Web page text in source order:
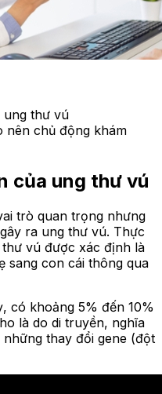
ung thư vú
nên chủ động khám
của ung thư vú
trò quan trọng nhưng
ra ung thư vú. Thực
vú được xác định là
sang con cái thông qua
có khoảng 5% đến 10%
là do di truyền, nghĩa
thay đổi gene (đột